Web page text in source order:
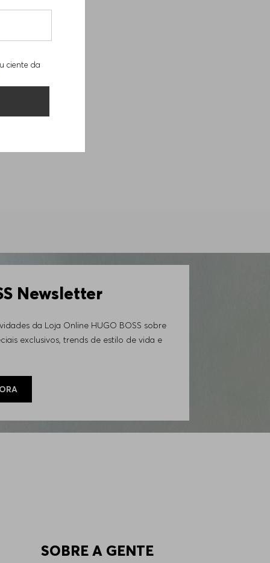
ciente da
Newsletter
da Loja Online HUGO BOSS sobre
exclusivos, trends de estilo de vida e
SOBRE A GENTE